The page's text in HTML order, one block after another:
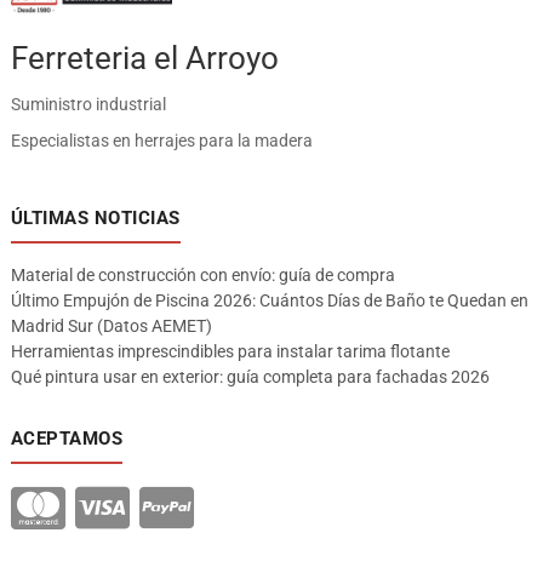
Ferreteria el Arroyo
Suministro industrial
Especialistas en herrajes para la madera
ÚLTIMAS NOTICIAS
Material de construcción con envío: guía de compra
Último Empujón de Piscina 2026: Cuántos Días de Baño te Quedan en
Madrid Sur (Datos AEMET)
Herramientas imprescindibles para instalar tarima flotante
Qué pintura usar en exterior: guía completa para fachadas 2026
ACEPTAMOS